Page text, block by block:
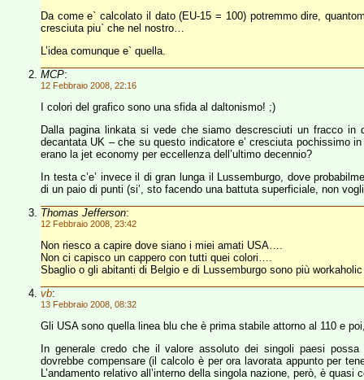
Da come e` calcolato il dato (EU-15 = 100) potremmo dire,
cresciuta piu` che nel nostro…
L’idea comunque e` quella.
MCP:
12 Febbraio 2008, 22:16
I colori del grafico sono una sfida al daltonismo! ;)
Dalla pagina linkata si vede che siamo descresciuti un fracco
decantata UK – che su questo indicatore e’ cresciuta pochissimo
erano la jet economy per eccellenza dell’ultimo decennio?
In testa c’e’ invece il di gran lunga il Lussemburgo, dove
di un paio di punti (si’, sto facendo una battuta superficiale, non
Thomas Jefferson:
12 Febbraio 2008, 23:42
Non riesco a capire dove siano i miei amati USA….
Non ci capisco un cappero con tutti quei colori….
Sbaglio o gli abitanti di Belgio e di Lussemburgo sono più
vb:
13 Febbraio 2008, 08:32
Gli USA sono quella linea blu che è prima stabile attorno al 110 e
In generale credo che il valore assoluto dei singoli paesi
dovrebbe compensare (il calcolo è per ora lavorata appunto per
L’andamento relativo all’interno della singola nazione, però, è quasi